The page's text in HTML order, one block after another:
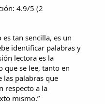
4.9/5 (2
tan sencilla, es un
identificar palabras y
lectora es la
que se lee, tanto en
las palabras que
respecto a la
mismo.”